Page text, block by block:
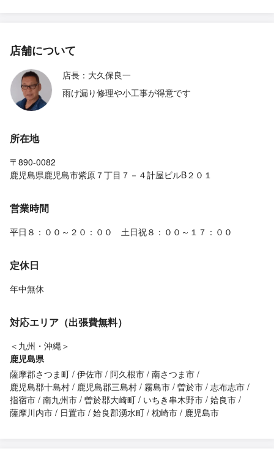
店舗について
店長：大久保良一
雨け漏り修理や小工事が得意です
所在地
〒890-0082
鹿児島県鹿児島市紫原７丁目７－４計屋ビルB２０１
営業時間
平日８：００～２０：００ 土日祝８：００～１７：００
定休日
年中無休
対応エリア（出張費無料）
＜九州・沖縄＞
鹿児島県
薩摩郡さつま町 伊佐市 阿久根市 南さつま市
鹿児島郡十島村
鹿児島郡三島村 霧島市 曽於市 志布志市
指宿市 南九州市 曽於郡大崎町 いちき串木野市 姶良市
薩摩川内市
日置市 姶良郡湧水町 枕崎市 鹿児島市